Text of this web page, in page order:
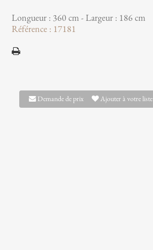
Longueur : 360 cm - Largeur : 186 cm
Référence : 17181
Demande de prix Ajouter à votre liste